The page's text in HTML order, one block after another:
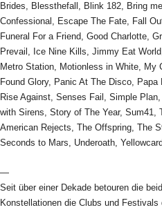
Brides, Blessthefall, Blink 182, Bring
Confessional, Escape The Fate, Fall
Funeral For a Friend, Good Charlotte,
Prevail, Ice Nine Kills, Jimmy Eat
Metro Station, Motionless in White, My
Found Glory, Panic At The Disco,
Rise Against, Senses Fail, Simple
with Sirens, Story of The Year, Sum41,
American Rejects, The Offspring, The
Seconds to Mars, Underoath,
—
Seit über einer Dekade betouren die
Konstellationen die Clubs und